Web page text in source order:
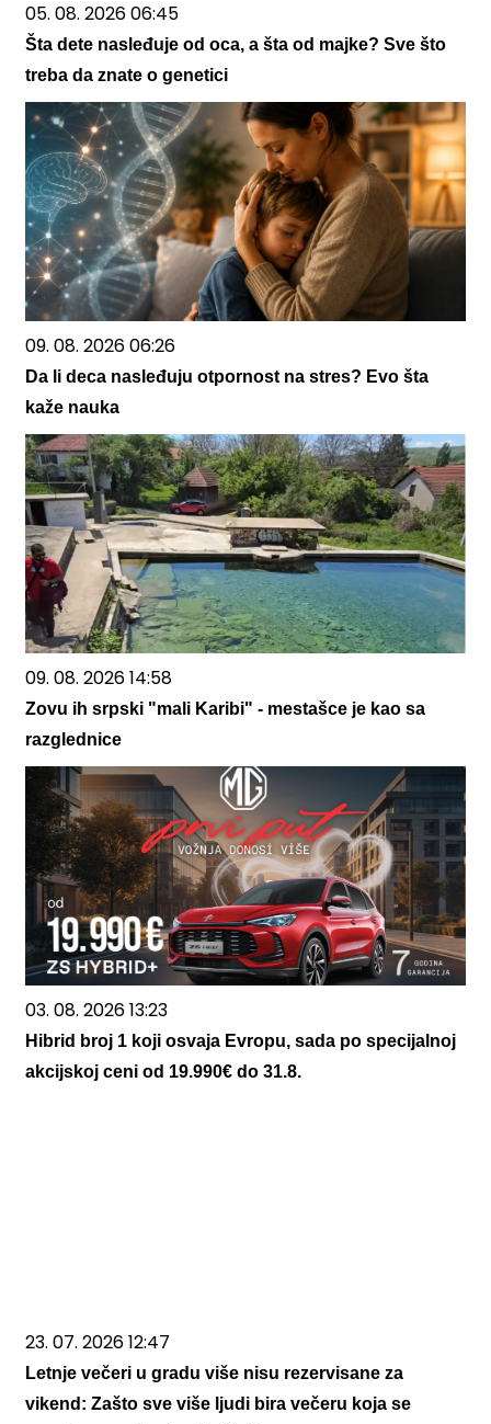
05. 08. 2026 06:45
Šta dete nasleđuje od oca, a šta od majke? Sve što
treba da znate o genetici
09. 08. 2026 06:26
Da li deca nasleđuju otpornost na stres? Evo šta
kaže nauka
09. 08. 2026 14:58
Zovu ih srpski "mali Karibi" - mestašce je kao sa
razglednice
03. 08. 2026 13:23
Hibrid broj 1 koji osvaja Evropu, sada po specijalnoj
akcijskoj ceni od 19.990€ do 31.8.
23. 07. 2026 12:47
Letnje večeri u gradu više nisu rezervisane za
vikend: Zašto sve više ljudi bira večeru koja se